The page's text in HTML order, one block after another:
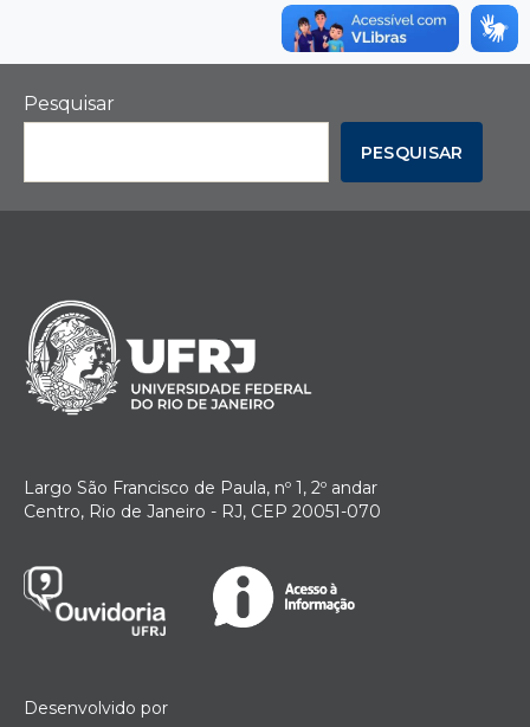
Pesquisar
PESQUISAR
Largo São Francisco de Paula, nº 1, 2º andar
Centro, Rio de Janeiro - RJ, CEP 20051-070
Desenvolvido por